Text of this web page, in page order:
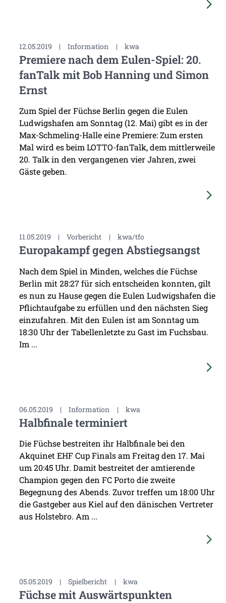
12.05.2019 | Information | kwa
Premiere nach dem Eulen-Spiel: 20.
fanTalk mit Bob Hanning und Simon
Ernst
Zum Spiel der Füchse Berlin gegen die Eulen
Ludwigshafen am Sonntag (12. Mai) gibt es in der
Max-Schmeling-Halle eine Premiere: Zum ersten
Mal wird es beim LOTTO-fanTalk, dem mittlerweile
20. Talk in den vergangenen vier Jahren, zwei
Gäste geben.
11.05.2019 | Vorbericht | kwa/tfo
Europakampf gegen Abstiegsangst
Nach dem Spiel in Minden, welches die Füchse
Berlin mit 28:27 für sich entscheiden konnten, gilt
es nun zu Hause gegen die Eulen Ludwigshafen die
Pflichtaufgabe zu erfüllen und den nächsten Sieg
einzufahren. Mit den Eulen ist am Sonntag um
18:30 Uhr der Tabellenletzte zu Gast im Fuchsbau.
Im ...
06.05.2019 | Information | kwa
Halbfinale terminiert
Die Füchse bestreiten ihr Halbfinale bei den
Akquinet EHF Cup Finals am Freitag den 17. Mai
um 20:45 Uhr. Damit bestreitet der amtierende
Champion gegen den FC Porto die zweite
Begegnung des Abends. Zuvor treffen um 18:00 Uhr
die Gastgeber aus Kiel auf den dänischen Vertreter
aus Holstebro. Am ...
05.05.2019 | Spielbericht | kwa
Füchse mit Auswärtspunkten